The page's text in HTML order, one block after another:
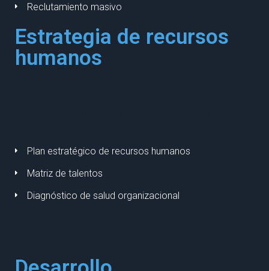
Reclutamiento masivo
Estrategia de recursos
humanos
Plan estratégico de recursos humanos
Matriz de talentos
Diagnóstico de salud organizacional